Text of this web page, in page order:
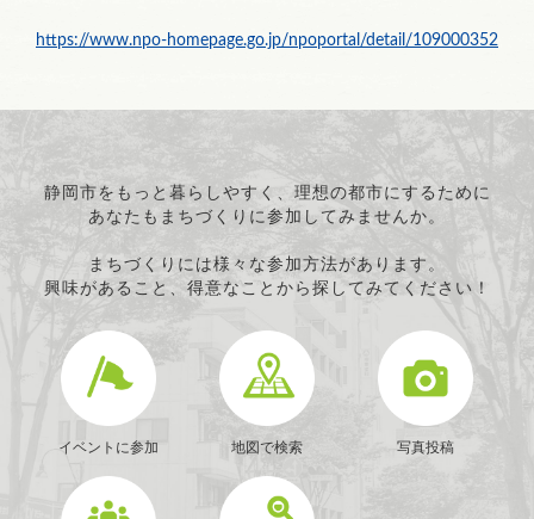
https://www.npo-homepage.go.jp/npoportal/detail/109000352
静岡市をもっと暮らしやすく、理想の都市にするために
あなたもまちづくりに参加してみませんか。
まちづくりには様々な参加方法があります。
興味があること、得意なことから探してみてください！
イベントに参加 地図で検索 写真投稿